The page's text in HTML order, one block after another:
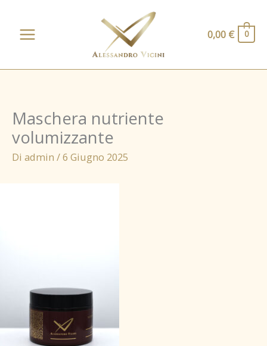
contenuto
0,00 € 0
Maschera nutriente
volumizzante
Di admin /6 Giugno 2025